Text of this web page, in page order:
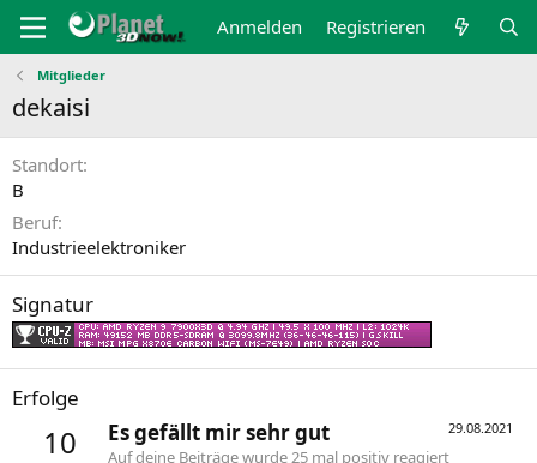
Anmelden Registrieren
Mitglieder
dekaisi
Standort
B
Beruf
Industrieelektroniker
Signatur
Erfolge
10 29.08.2021
Es gefällt mir sehr gut
Auf deine Beiträge wurde 25 mal positiv reagiert